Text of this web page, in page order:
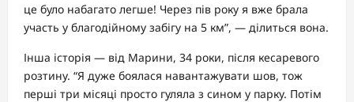
це було набагато легше! Через пів року я вже брала
участь у благодійному забігу на 5 км”, — ділиться вона.
Інша історія — від Марини, 34 роки, після кесаревого
розтину. “Я дуже боялася навантажувати шов, тож
перші три місяці просто гуляла з сином у парку. Потім